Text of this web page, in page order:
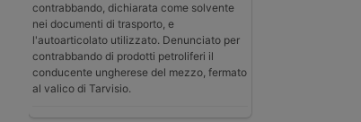
contrabbando, dichiarata come solvente
nei documenti di trasporto, e
l'autoarticolato utilizzato. Denunciato per
contrabbando di prodotti petroliferi il
conducente ungherese del mezzo, fermato
al valico di Tarvisio.